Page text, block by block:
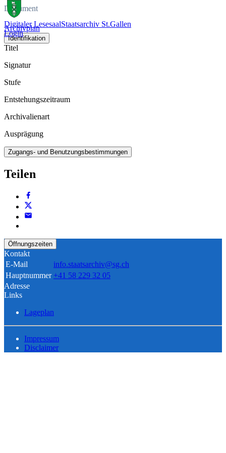
Digitaler LesesaalStaatsarchiv St.Gallen
Login
Dokument
Archivplan
Identifikation
Titel
Signatur
Stufe
Entstehungszeitraum
Archivalienart
Ausprägung
Zugangs- und Benutzungsbestimmungen
Teilen
Öffnungszeiten
Kontakt
E-Mail
info.staatsarchiv@sg.ch
Hauptnummer +41 58 229 32 05
Adresse
Links
Lageplan
Impressum
Disclaimer